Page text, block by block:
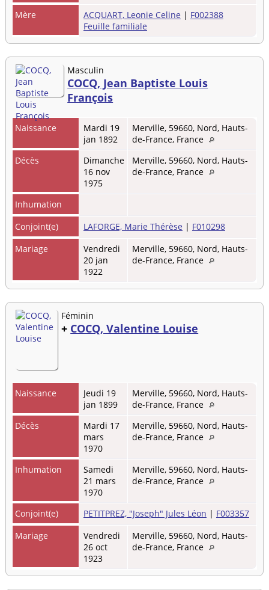
Mère
ACQUART, Leonie Celine | F002388
Feuille familiale
Masculin
COCQ, Jean Baptiste Louis
François
Naissance
Mardi 19
jan 1892
Merville, 59660, Nord, Hauts-
de-France, France
Décès
Dimanche
16 nov
1975
Merville, 59660, Nord, Hauts-
de-France, France
Inhumation
Conjoint(e)
LAFORGE, Marie Thérèse | F010298
Mariage
Vendredi
20 jan
1922
Merville, 59660, Nord, Hauts-
de-France, France
Féminin
+ COCQ, Valentine Louise
Naissance
Jeudi 19
jan 1899
Merville, 59660, Nord, Hauts-
de-France, France
Décès
Mardi 17
mars
1970
Merville, 59660, Nord, Hauts-
de-France, France
Inhumation
Samedi
21 mars
1970
Merville, 59660, Nord, Hauts-
de-France, France
Conjoint(e) PETITPREZ, "Joseph" Jules Léon | F003357
Mariage
Vendredi
26 oct
1923
Merville, 59660, Nord, Hauts-
de-France, France